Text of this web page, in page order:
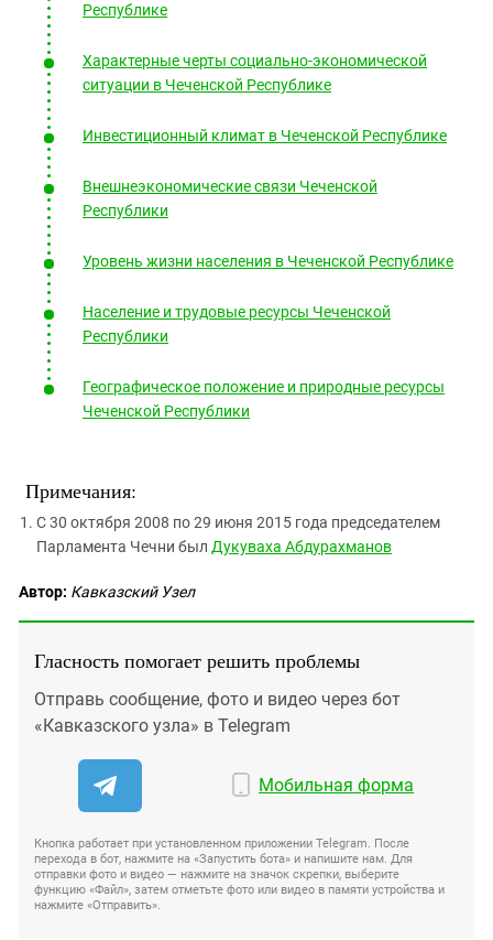
Республике
Характерные черты социально-экономической
ситуации в Чеченской Республике
Инвестиционный климат в Чеченской Республике
Внешнеэкономические связи Чеченской
Республики
Уровень жизни населения в Чеченской Республике
Население и трудовые ресурсы Чеченской
Республики
Географическое положение и природные ресурсы
Чеченской Республики
Примечания:
С 30 октября 2008 по 29 июня 2015 года председателем
Парламента Чечни был Дукуваха Абдурахманов
Автор: Кавказский Узел
Гласность помогает решить проблемы
Отправь сообщение, фото и видео через бот
«Кавказского узла» в Telegram
Мобильная форма
Кнопка работает при установленном приложении Telegram. После
перехода в бот, нажмите на «Запустить бота» и напишите нам. Для
отправки фото и видео — нажмите на значок скрепки, выберите
функцию «Файл», затем отметьте фото или видео в памяти устройства и
нажмите «Отправить».